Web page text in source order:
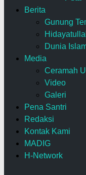
Berita
Gunung
Dunia
Media
Ceramah
Video
Galeri
Pena Santri
Redaksi
Kontak Kami
MADIG
H-Network